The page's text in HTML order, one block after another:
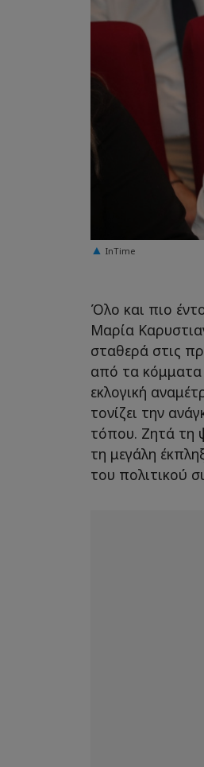
InTime
Όλο και πιο
Μαρία
σταθερά στις
από τα κόμματα
εκλογική
τονίζει την
τόπου. Ζητά τη
τη μεγάλη
του πολιτικού